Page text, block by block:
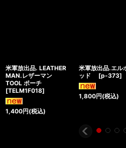
米軍放出品. LEATHER
MAN.レザーマン
TOOL ポーチ
[TELM1F018]
1,400円(税込)
米軍放出品.エル
ッド
[p-373]
1,800円(税込)